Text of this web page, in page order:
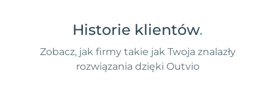
Historie klientów.
Zobacz, jak firmy takie jak Twoja znalazły
rozwiązania dzięki Outvio